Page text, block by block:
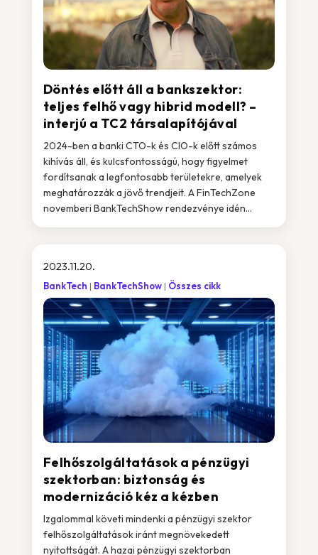
Döntés előtt áll a bankszektor:
teljes felhő vagy hibrid modell? –
interjú a TC2 társalapítójával
2024-ben a banki CTO-k és CIO-k előtt számos
kihívás áll, és kulcsfontosságú, hogy figyelmet
fordítsanak a legfontosabb területekre, amelyek
meghatározzák a jövő trendjeit. A FinTechZone
novemberi BankTechShow rendezvénye idén...
Felhőszolgáltatások a pénzügyi
szektorban: biztonság és
modernizáció kéz a kézben
2023.11.20.
BankTech BankTechShow Összes cikk
Izgalommal követi mindenki a pénzügyi szektor
felhőszolgáltatások iránt megnövekedett
nyitottságát. A hazai pénzügyi szektorban